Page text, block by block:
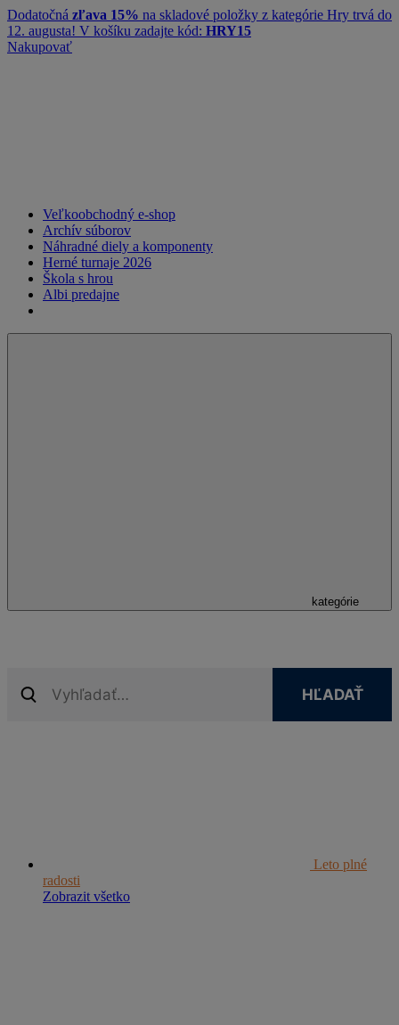
Dodatočná zľava 15% na skladové položky z kategórie Hry trvá do
12. augusta! V košíku zadajte kód: HRY15
Nakupovať
Veľkoobchodný e-shop
Archív súborov
Náhradné diely a komponenty
Herné turnaje 2026
Škola s hrou
Albi predajne
kategórie
HĽADAŤ
Leto plné
radosti
Zobrazit všetko